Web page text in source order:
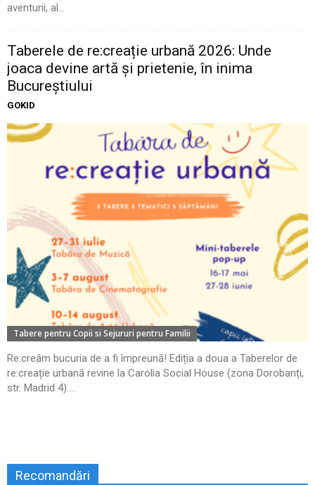
aventurii, al...
Taberele de re:creație urbană 2026: Unde
joaca devine artă și prietenie, în inima
Bucureștiului
GOKID
Tabere pentru Copii si Sejururi pentru Familii
Re:creăm bucuria de a fi împreună! Ediția a doua a Taberelor de
re:creație urbană revine la Carolia Social House (zona Dorobanți,
str. Madrid 4)....
Recomandări